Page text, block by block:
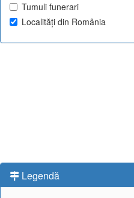
Tumuli funerari
Localități din România
Legendă